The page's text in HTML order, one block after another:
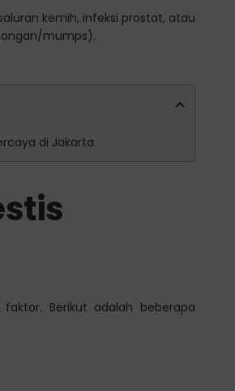
kemih, infeksi prostat, atau
mumps).
di Jakarta
Berikut adalah beberapa